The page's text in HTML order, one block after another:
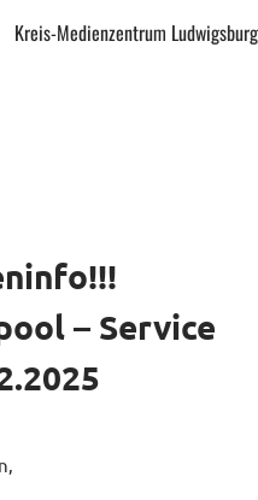
Kreis-Medienzentrum Ludwigsburg
– Service